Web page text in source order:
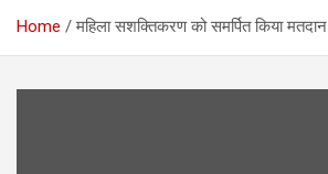
Home महिला सशक्तिकरण को समर्पित किया मतदान